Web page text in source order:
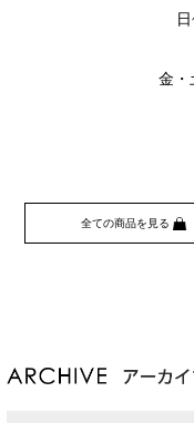
金
全ての商品を見る